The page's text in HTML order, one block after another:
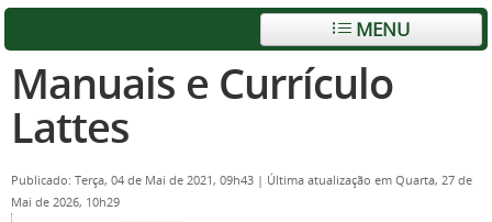
MENU
Manuais e Currículo
Lattes
Publicado: Terça, 04 de Mai de 2021, 09h43 | Última atualização em Quarta, 27 de
Mai de 2026, 10h29